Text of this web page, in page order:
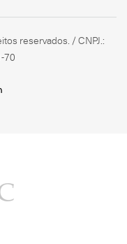
reservados. / CNPJ.:
70